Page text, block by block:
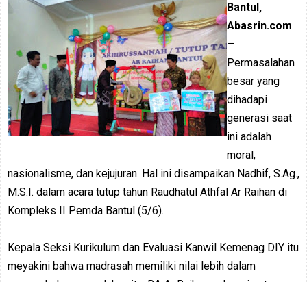
Bantul,
Abasrin.com
—
Permasalahan
besar yang
dihadapi
generasi saat
ini adalah
moral,
nasionalisme, dan kejujuran. Hal ini disampaikan Nadhif, S.Ag.,
M.S.I. dalam acara tutup tahun Raudhatul Athfal Ar Raihan di
Kompleks II Pemda Bantul (5/6).
Kepala Seksi Kurikulum dan Evaluasi Kanwil Kemenag DIY itu
meyakini bahwa madrasah memiliki nilai lebih dalam